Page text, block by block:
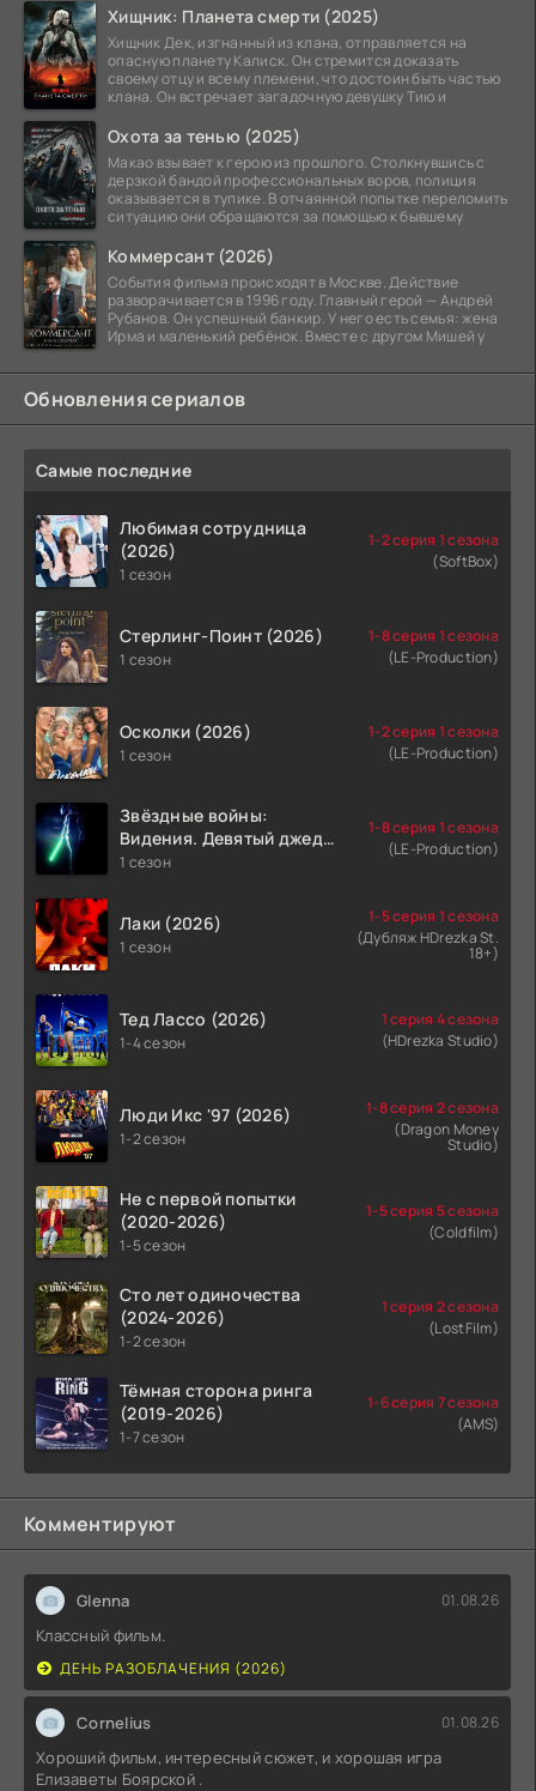
Хищник: Планета смерти (2025)
Хищник Дек, изгнанный из клана, отправляется на
опасную планету Калиск. Он стремится доказать
своему отцу и всему племени, что достоин быть частью
клана. Он встречает загадочную девушку Тию и
Охота за тенью (2025)
Макао взывает к герою из прошлого. Столкнувшись с
дерзкой бандой профессиональных воров, полиция
оказывается в тупике. В отчаянной попытке переломить
ситуацию они обращаются за помощью к бывшему
Коммерсант (2026)
События фильма происходят в Москве. Действие
разворачивается в 1996 году. Главный герой — Андрей
Рубанов. Он успешный банкир. У него есть семья: жена
Ирма и маленький ребёнок. Вместе с другом Мишей у
Обновления сериалов
Самые последние
Любимая сотрудница
(2026)
1 сезон
1-2 серия 1 сезона
(SoftBox)
Стерлинг-Поинт (2026)
1 сезон
1-8 серия 1 сезона
(LE-Production)
Осколки (2026)
1 сезон
1-2 серия 1 сезона
(LE-Production)
Звёздные войны:
Видения. Девятый джедай
(2026)
1 сезон
1-8 серия 1 сезона
(LE-Production)
Лаки (2026)
1 сезон
1-5 серия 1 сезона
(Дубляж HDrezka St.
18+)
Тед Лассо (2026)
1-4 сезон
1 серия 4 сезона
(HDrezka Studio)
Люди Икс '97 (2026)
1-2 сезон
1-8 серия 2 сезона
(Dragon Money
Studio)
Не с первой попытки
(2020-2026)
1-5 сезон
1-5 серия 5 сезона
(Coldfilm)
Сто лет одиночества
(2024-2026)
1-2 сезон
1 серия 2 сезона
(LostFilm)
Тёмная сторона ринга
(2019-2026)
1-7 сезон
1-6 серия 7 сезона
(AMS)
Комментируют
Glenna 01.08.26
Классный фильм.
ДЕНЬ РАЗОБЛАЧЕНИЯ (2026)
Cornelius 01.08.26
Хороший фильм, интересный сюжет, и хорошая игра
Елизаветы Боярской .